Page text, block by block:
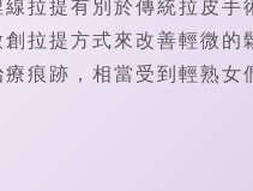
線拉提有別於傳統拉皮手
創拉提方式來改善輕微的
療痕跡，相當受到輕熟